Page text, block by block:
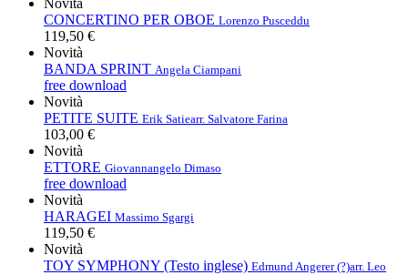
Novità
CONCERTINO PER OBOE Lorenzo Pusceddu
119,50 €
Novità
BANDA SPRINT Angela Ciampani
free download
Novità
PETITE SUITE Erik Satiearr. Salvatore Farina
103,00 €
Novità
ETTORE Giovannangelo Dimaso
free download
Novità
HARAGEI Massimo Sgargi
119,50 €
Novità
TOY SYMPHONY (Testo inglese) Edmund Angerer (?)arr. Leo